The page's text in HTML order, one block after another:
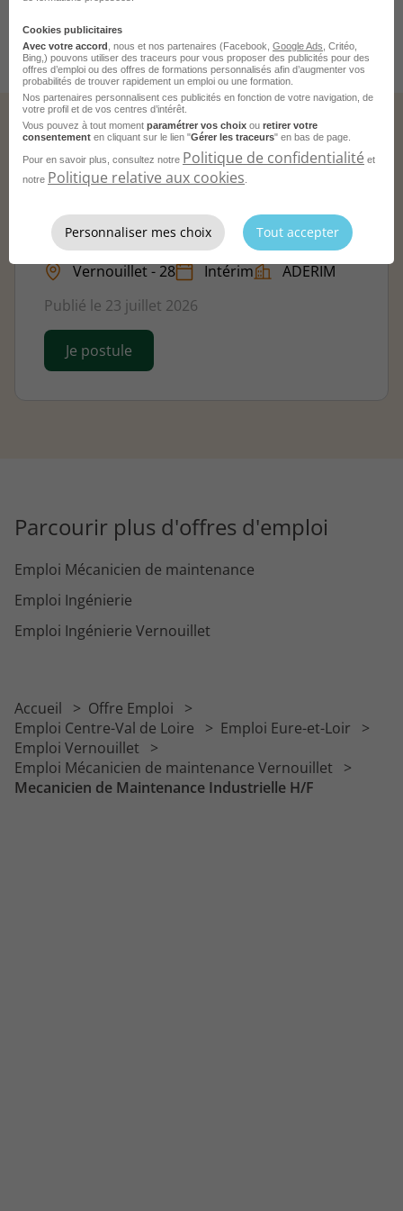
Ces offres pourraient aussi vous correspondre.
Technicien de Maintenance H/F
Vernouillet - 28 Intérim
ADERIM
Publié le 23 juillet 2026
Je postule
Parcourir plus d'offres d'emploi
Emploi Mécanicien de maintenance
Emploi Ingénierie
Emploi Ingénierie Vernouillet
Accueil
Offre Emploi
Emploi Centre-Val de Loire
Emploi Eure-et-Loir
Emploi Vernouillet
Emploi Mécanicien de maintenance Vernouillet
Mecanicien de Maintenance Industrielle H/F
Cookies publicitaires
Avec votre accord , nous et nos partenaires (Facebook, Google Ads , Critéo,
Bing,) pouvons utiliser des traceurs pour vous proposer des publicités pour des
offres d’emploi ou des offres de formations personnalisés afin d’augmenter vos
probabilités de trouver rapidement un emploi ou une formation.
Nos partenaires personnalisent ces publicités en fonction de votre navigation, de
votre profil et de vos centres d’intérêt.
Vous pouvez à tout moment paramétrer vos choix ou retirer votre
consentement en cliquant sur le lien "Gérer les traceurs" en bas de page.
Pour en savoir plus, consultez notre Politique de confidentialité et
notre Politique relative aux cookies
Personnaliser mes choix Tout accepter